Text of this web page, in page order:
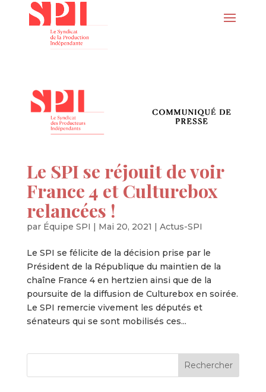
Le SPI se réjouit de voir
France 4 et Culturebox
relancées !
par Équipe SPI | Mai 20, 2021 | Actus-SPI
Le SPI se félicite de la décision prise par le
Président de la République du maintien de la
chaîne France 4 en hertzien ainsi que de la
poursuite de la diffusion de Culturebox en soirée.
Le SPI remercie vivement les députés et
sénateurs qui se sont mobilisés ces...